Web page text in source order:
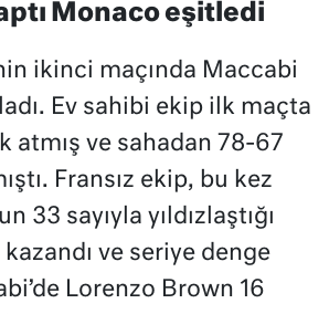
Monaco eşitledi
ikinci maçında Maccabi
Ev sahibi ekip ilk maçta
atmış ve sahadan 78-67
Fransız ekip, bu kez
33 sayıyla yıldızlaştığı
ve seriye denge
Lorenzo Brown 16